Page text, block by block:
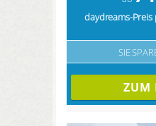
daydreams-
SIE
ZUM